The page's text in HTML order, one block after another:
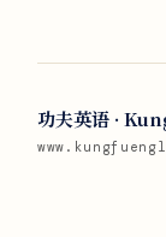
功夫英语 ·